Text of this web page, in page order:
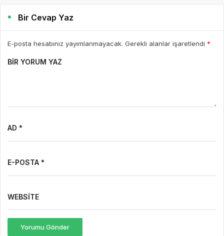
Bir Cevap Yaz
E-posta hesabınız yayımlanmayacak. Gerekli alanlar işaretlendi *
BIR YORUM YAZ
AD *
E-POSTA *
WEBSITE
Yorumu Gönder